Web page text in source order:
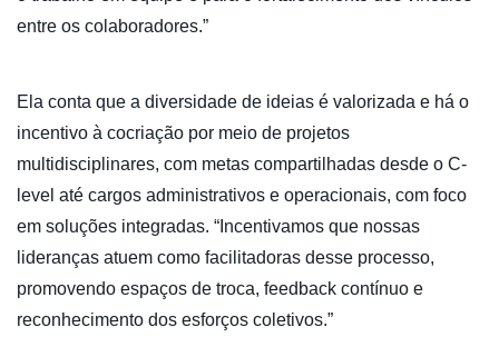
entre os colaboradores.”
Ela conta que a diversidade de ideias é valorizada e há o
incentivo à cocriação por meio de projetos
multidisciplinares, com metas compartilhadas desde o C-
level até cargos administrativos e operacionais, com foco
em soluções integradas. “Incentivamos que nossas
lideranças atuem como facilitadoras desse processo,
promovendo espaços de troca, feedback contínuo e
reconhecimento dos esforços coletivos.”